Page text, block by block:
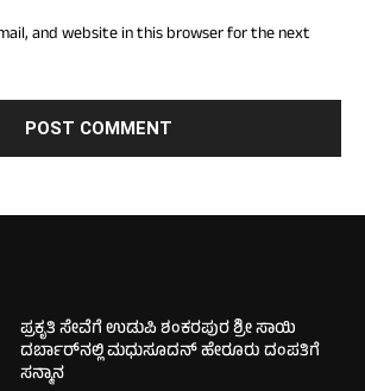
and website in this browser for the next
ಪ್ರಕೃತಿ ಸೇವೆಗೆ ಉಡುಪಿ ಶಂಕರಪುರ ಶ್ರೀ ಸಾಯಿ
ದರ್ಬಾರ್‌ನಲ್ಲಿ ಮಧುಸೂದನ್ ಹೇರೂರು ದಂಪತಿಗೆ
ಸನ್ಮಾನ